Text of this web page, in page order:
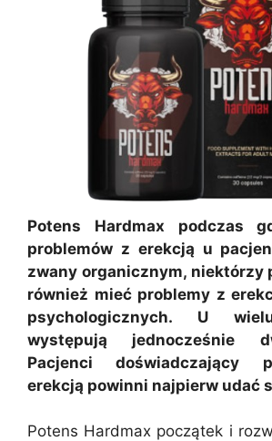
Potens Hardmax podczas
problemów z erekcją u
zwany organicznym, niektórzy
również mieć problemy z
psychologicznych. U
występują jednocześnie
Pacjenci doświadczający
erekcją powinni najpierw udać
Potens Hardmax początek i